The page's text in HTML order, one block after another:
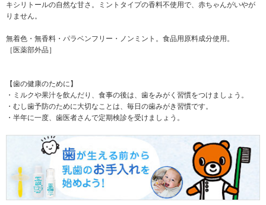
キシリトールの自然な甘さ。ミントタイプの香料不使用で、赤ちゃんがいやが
りません。
無着色・無香料・パラベンフリー・ノンミント。食品用原料成分使用。
［医薬部外品］
【歯の健康のために】
・ミルクや果汁を飲んだり、食事の後は、歯をみがく習慣をつけましょう。
・むし歯予防のために大切なことは、毎日の歯みがき習慣です。
・半年に一度、歯医者さんで定期検診を受けましょう。